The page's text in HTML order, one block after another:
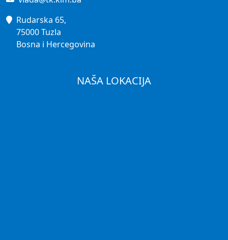
Rudarska 65,
75000 Tuzla
Bosna i Hercegovina
NAŠA LOKACIJA